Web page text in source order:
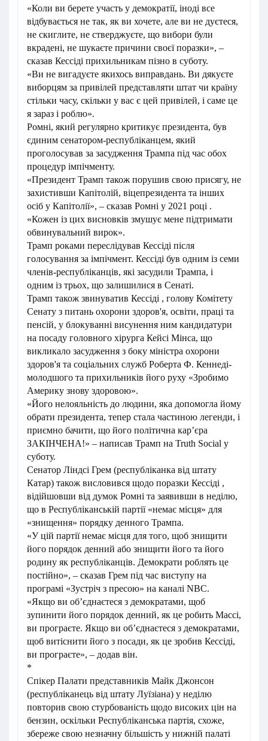
«Коли ви берете участь у демократії, іноді все
відбувається не так, як ви хочете, але ви не дуєтеся,
не скиглите, не стверджуєте, що вибори були
вкрадені, не шукаєте причини своєї поразки», –
сказав Кессіді прихильникам пізно в суботу.
«Ви не вигадуєте якихось виправдань. Ви дякуєте
виборцям за привілей представляти штат чи країну
стільки часу, скільки у вас є цей привілей, і саме це
я зараз і роблю».
Ромні, який регулярно критикує президента, був
єдиним сенатором-республіканцем, який
проголосував за засудження Трампа під час обох
процедур імпічменту.
«Президент Трамп також порушив свою присягу, не
захистивши Капітолій, віцепрезидента та інших
осіб у Капітолії», – сказав Ромні у 2021 році .
«Кожен із цих висновків змушує мене підтримати
обвинувальний вирок».
Трамп роками переслідував Кессіді після
голосування за імпічмент. Кессіді був одним із семи
членів-республіканців, які засудили Трампа, і
одним із трьох, що залишилися в Сенаті.
Трамп також звинуватив Кессіді , голову Комітету
Сенату з питань охорони здоров'я, освіти, праці та
пенсій, у блокуванні висунення ним кандидатури
на посаду головного хірурга Кейсі Мінса, що
викликало засудження з боку міністра охорони
здоров'я та соціальних служб Роберта Ф. Кеннеді-
молодшого та прихильників його руху «Зробимо
Америку знову здоровою».
«Його нелояльність до людини, яка допомогла йому
обрати президента, тепер стала частиною легенди, і
приємно бачити, що його політична кар’єра
ЗАКІНЧЕНА!» – написав Трамп на Truth Social у
суботу.
Сенатор Ліндсі Грем (республіканка від штату
Катар) також висловився щодо поразки Кессіді ,
відійшовши від думок Ромні та заявивши в неділю,
що в Республіканській партії «немає місця» для
«знищення» порядку денного Трампа.
«У цій партії немає місця для того, щоб знищити
його порядок денний або знищити його та його
родину як республіканців. Демократи роблять це
постійно», – сказав Грем під час виступу на
програмі «Зустріч з пресою» на каналі NBC.
«Якщо ви об’єднаєтеся з демократами, щоб
зупинити його порядок денний, як це робить Массі,
ви програєте. Якщо ви об’єднаєтеся з демократами,
щоб витіснити його з посади, як це зробив Кессіді,
ви програєте», – додав він.
*
Спікер Палати представників Майк Джонсон
(республіканець від штату Луїзіана) у неділю
повторив свою стурбованість щодо високих цін на
бензин, оскільки Республіканська партія, схоже,
збереже свою незначну більшість у нижній палаті